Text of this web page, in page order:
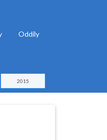
Oddíly
2015